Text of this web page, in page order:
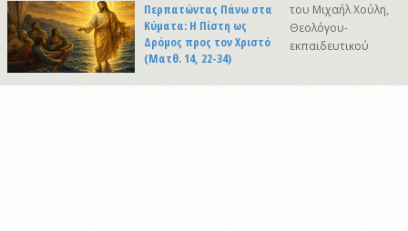
Περπατώντας Πάνω στα
Κύματα: Η Πίστη ως
Δρόμος προς τον Χριστό
(Ματθ. 14, 22-34)
του Μιχαήλ Χούλη,
Θεολόγου-
εκπαιδευτικού